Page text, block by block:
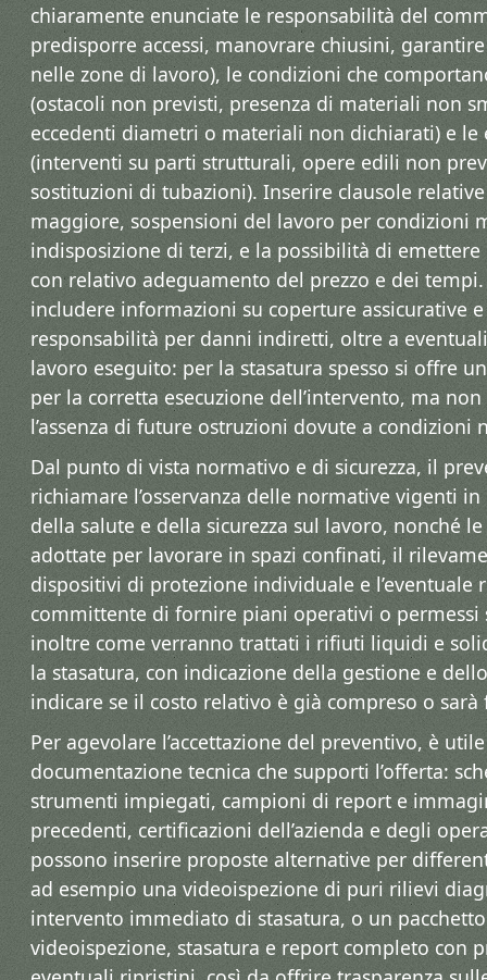
chiaramente enunciate le responsabilità del
predisporre accessi, manovrare chiusini, garantire
nelle zone di lavoro), le condizioni che
(ostacoli non previsti, presenza di materiali non
eccedenti diametri o materiali non dichiarati) e le
(interventi su parti strutturali, opere edili non
sostituzioni di tubazioni). Inserire clausole
maggiore, sospensioni del lavoro per condizioni
indisposizione di terzi, e la possibilità di
con relativo adeguamento del prezzo e dei
includere informazioni su coperture assicurative
responsabilità per danni indiretti, oltre a
lavoro eseguito: per la stasatura spesso si offre
per la corretta esecuzione dell’intervento, ma
l’assenza di future ostruzioni dovute a condizioni
Dal punto di vista normativo e di sicurezza, il
richiamare l’osservanza delle normative vigenti
della salute e della sicurezza sul lavoro, nonché
adottate per lavorare in spazi confinati, il
dispositivi di protezione individuale e l’eventuale
committente di fornire piani operativi o permessi
inoltre come verranno trattati i rifiuti liquidi e
la stasatura, con indicazione della gestione e
indicare se il costo relativo è già compreso o
Per agevolare l’accettazione del preventivo, è
documentazione tecnica che supporti l’offerta:
strumenti impiegati, campioni di report e
precedenti, certificazioni dell’azienda e degli
possono inserire proposte alternative per
ad esempio una videoispezione di puri rilievi
intervento immediato di stasatura, o un
videoispezione, stasatura e report completo con